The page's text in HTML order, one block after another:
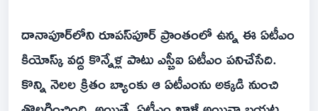
దానాపూర్‌లోని రూపస్‌పూర్ ప్రాంతంలో ఉన్న ఈ ఏటీఎం
కియోస్క్ వద్ద కొన్నేళ్ల పాటు ఎస్బీఐ ఏటీఎం పనిచేసేది.
కొన్ని నెలల క్రితం బ్యాంకు ఆ ఏటీఎంను అక్కడి నుంచి